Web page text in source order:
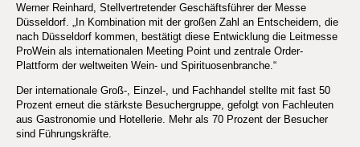
Werner Reinhard, Stellvertretender Geschäftsführer der Messe
Düsseldorf. „In Kombination mit der großen Zahl an Entscheidern, die
nach Düsseldorf kommen, bestätigt diese Entwicklung die Leitmesse
ProWein als internationalen Meeting Point und zentrale Order-
Plattform der weltweiten Wein- und Spirituosenbranche.“
Der internationale Groß-, Einzel-, und Fachhandel stellte mit fast 50
Prozent erneut die stärkste Besuchergruppe, gefolgt von Fachleuten
aus Gastronomie und Hotellerie. Mehr als 70 Prozent der Besucher
sind Führungskräfte.